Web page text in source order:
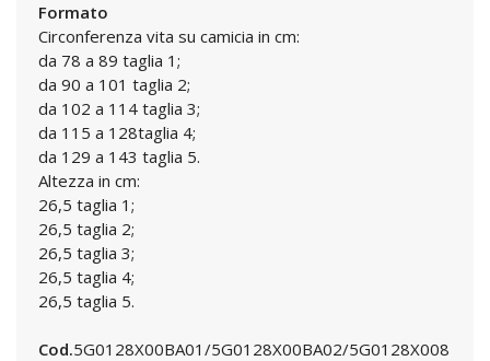
Formato
Circonferenza vita su camicia in cm:
da 78 a 89 taglia 1;
da 90 a 101 taglia 2;
da 102 a 114 taglia 3;
da 115 a 128taglia 4;
da 129 a 143 taglia 5.
Altezza in cm:
26,5 taglia 1;
26,5 taglia 2;
26,5 taglia 3;
26,5 taglia 4;
26,5 taglia 5.
Cod.5G0128X00BA01/5G0128X00BA02/5G0128X008